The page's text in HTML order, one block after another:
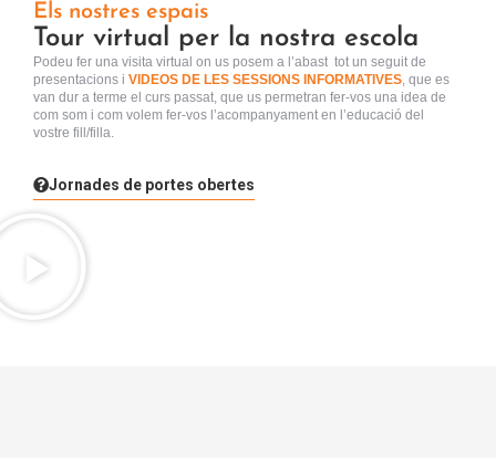
Els nostres espais
Tour virtual per la nostra escola
Podeu fer una visita virtual on us posem a l’abast tot un seguit de
presentacions i VIDEOS DE LES SESSIONS INFORMATIVES, que es
van dur a terme el curs passat, que us permetran fer-vos una idea de
com som i com volem fer-vos l’acompanyament en l’educació del
vostre fill/filla.
Jornades de portes obertes